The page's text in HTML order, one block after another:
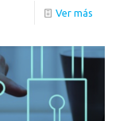
Ver más